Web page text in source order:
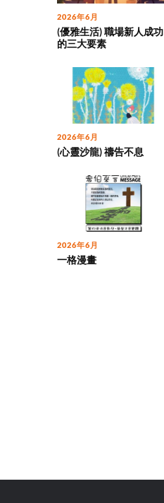
2026年6月
(優雅生活) 職場新人成功
的三大要素
2026年6月
(心靈沙龍) 禱告不息
2026年6月
一格漫畫